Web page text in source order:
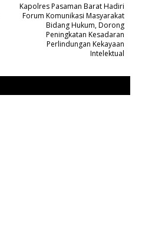
Kapolres Pasaman Barat Hadiri
Forum Komunikasi Masyarakat
Bidang Hukum, Dorong
Peningkatan Kesadaran
Perlindungan Kekayaan
Intelektual